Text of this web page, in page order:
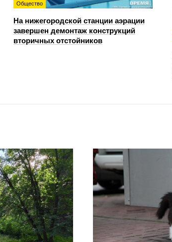
Общество
На нижегородской станции аэрации
завершен демонтаж конструкций
вторичных отстойников